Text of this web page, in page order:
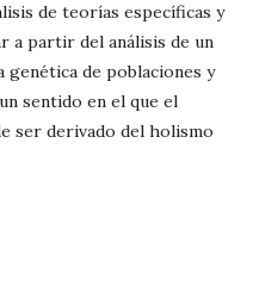
de teorías específicas y
a partir del análisis de un
genética de poblaciones y
sentido en el que el
ser derivado del holismo